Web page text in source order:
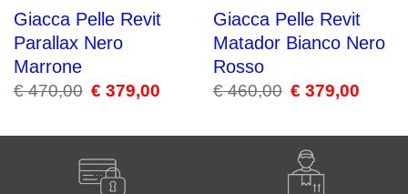
Giacca Pelle Revit
Parallax Nero
Marrone
€470,00 Il
prezzo
€ 470,00.
€ 379,00
€ 379,00.
Giacca Pelle Revit
Matador Bianco Nero
Rosso
€460,00 Il
prezzo
€ 460,00.
€ 379,00
€